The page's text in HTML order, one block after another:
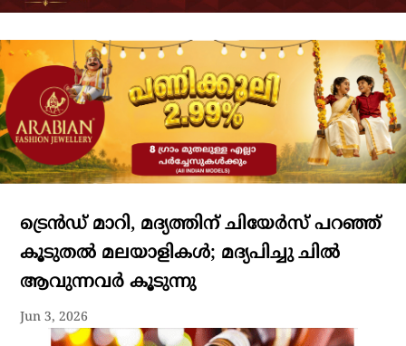
ട്രെന്‍ഡ് മാറി, മദ്യത്തിന് ചിയേര്‍സ് പറഞ്ഞ്
കൂടുതല്‍ മലയാളികള്‍; മദ്യപിച്ചു ചില്‍
ആവുന്നവര്‍ കൂടുന്നു
Jun 3, 2026